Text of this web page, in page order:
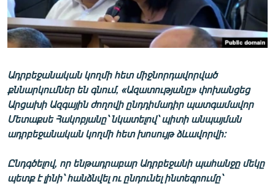
ՄԵԿՆԱԲԱՆՈՒԹՅՈՒՆ
ՏՏ ԵՒ ԻՆՏԵՐՆԵՏ
ԱՐԽԻՎ
ՏԵՍԱՆՅՈՒԹԵՐ
ԲԱՆԱՎԵՃ
ՁԳՏԵԼՈՎ ԼԱՎԱԳՈՒՅՆԻՆ
ՓՈԴՔԱՍԹ
Ադրբեջանական կողմի հետ միջնորդավորված
քննարկումներ են գնում, «Ազատությանը» փոխանցեց
Արցախի Ազգային ժողովի ընդդիմադիր պատգամավոր
Մետաքսե Հակոբյանը՝ նկատելով՝ պիտի անպայման
ադրբեջանական կողմի հետ խոսույթ ձևավորվի։
Ընդգծելով, որ ենթադրաբար Ադրբեջանի պահանջը մեկը
պետք է լինի՝ հանձնվել ու ընդունել ինտեգրումը՝